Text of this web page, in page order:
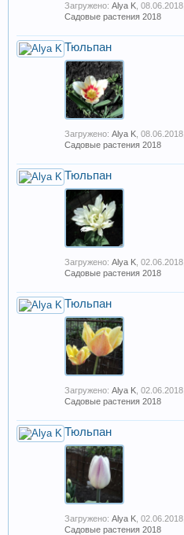
Загружено: Alya K 08.06.2018
Садовые растения 2018
Тюльпан
Загружено: Alya K 08.06.2018
Садовые растения 2018
Тюльпан
Загружено: Alya K 02.06.2018
Садовые растения 2018
Тюльпан
Загружено: Alya K 02.06.2018
Садовые растения 2018
Тюльпан
Загружено: Alya K 02.06.2018
Садовые растения 2018